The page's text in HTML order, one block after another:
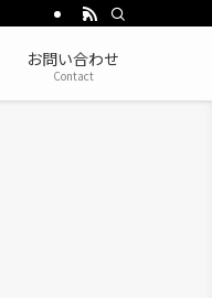
お問い合わせ
Contact